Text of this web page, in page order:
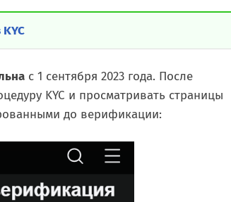
с 1 сентября 2023 года. После
KYC и просматривать страницы
до верификации: